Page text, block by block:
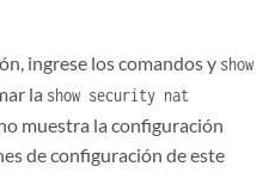
ingrese los comandos y show
la show security nat
muestra la configuración
de configuración de este